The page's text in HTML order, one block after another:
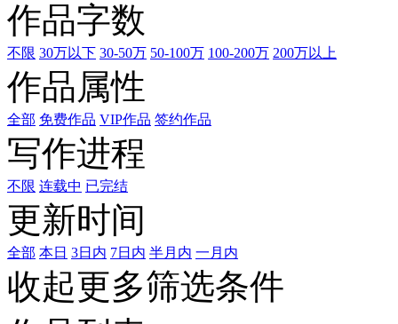
作品字数
不限 30万以下 30-50万 50-100万 100-200万 200万以上
作品属性
全部 免费作品 VIP作品 签约作品
写作进程
不限 连载中 已完结
更新时间
全部 本日 3日内 7日内 半月内 一月内
收起更多筛选条件